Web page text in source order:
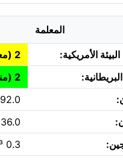
المعلمة
الأمريكية:
2 (معتدل)
2 (منخفض)
92.0 µg/m³
36.0 µg/m³
0.3 µg/m³